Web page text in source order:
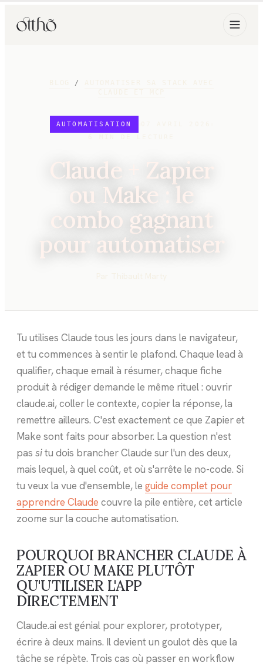
/
AUTOMATISATION
Claude + Zapier
ou Make : le
combo gagnant
pour automatiser
Tu utilises Claude tous les jours dans le navigateur,
et tu commences à sentir le plafond. Chaque lead à
qualifier, chaque email à résumer, chaque fiche
produit à rédiger demande le même rituel : ouvrir
claude.ai, coller le contexte, copier la réponse, la
remettre ailleurs. C'est exactement ce que Zapier et
Make sont faits pour absorber. La question n'est
pas situ dois brancher Claude sur l'un des deux,
mais lequel, à quel coût, et où s'arrête le no-code. Si
tu veux la vue d'ensemble, le guide complet pour
apprendre Claude couvre la pile entière, cet article
zoome sur la couche automatisation.
POURQUOI BRANCHER CLAUDE À
ZAPIER OU MAKE PLUTÔT
QU'UTILISER L'APP
DIRECTEMENT
Claude.ai est génial pour explorer, prototyper,
écrire à deux mains. Il devient un goulot dès que la
tâche se répète. Trois cas où passer en workflow